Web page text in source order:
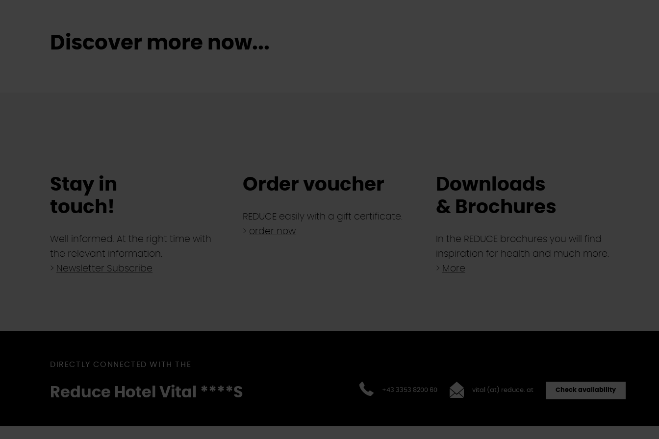
Discover more now...
Stay in
touch!
Well informed. At the right time with
the relevant information.
> Newsletter Subscribe
Order voucher
REDUCE easily with a gift certificate.
> order now
Downloads
& Brochures
In the REDUCE brochures you will find
inspiration for health and much more.
> More
DIRECTLY CONNECTED WITH THE
Reduce Hotel Vital ****S +43 3353 8200 60 vital (at) reduce. at Check availability